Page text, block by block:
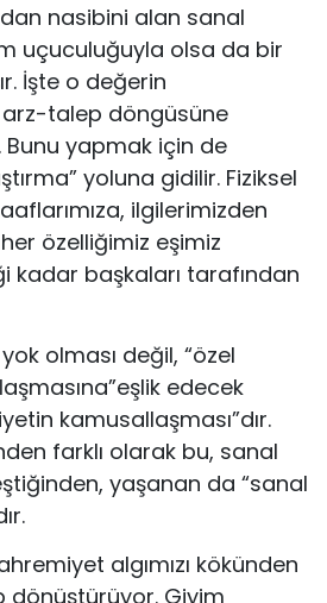
nasibini alan sanal
uçuculuğuyla olsa da bir
İşte o değerin
talep döngüsüne
Bunu yapmak için de
yoluna gidilir. Fiziksel
ilgilerimizden
özelliğimiz eşimiz
kadar başkaları tarafından
olması değil, “özel
edecek
kamusallaşması”dır.
farklı olarak bu, sanal
yaşanan da “sanal
algımızı kökünden
dönüştürüyor. Giyim